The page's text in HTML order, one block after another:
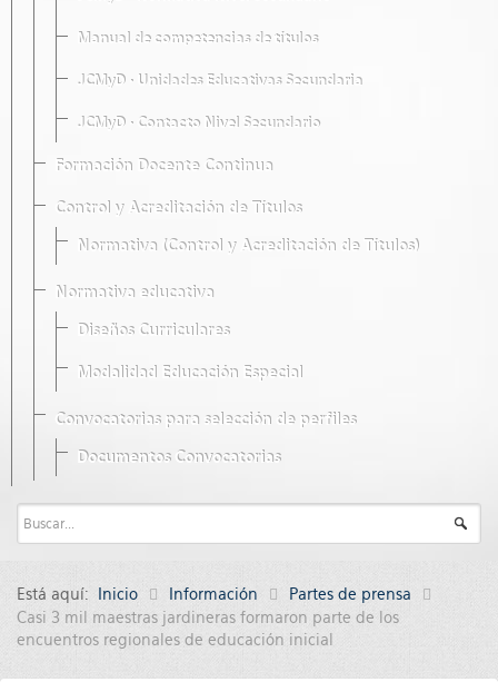
Manual de competencias de títulos
JCMyD · Unidades Educativas Secundaria
JCMyD · Contacto Nivel Secundario
Formación Docente Continua
Control y Acreditación de Títulos
Normativa (Control y Acreditación de Títulos)
Normativa educativa
Diseños Curriculares
Modalidad Educación Especial
Convocatorias para selección de perfiles
Documentos Convocatorias
Está aquí: Inicio Información
Partes de prensa
Casi 3 mil maestras jardineras formaron parte de los
encuentros regionales de educación inicial